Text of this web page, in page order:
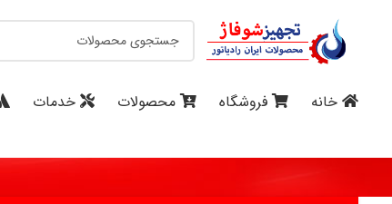
خانه فروشگاه محصولات خدمات